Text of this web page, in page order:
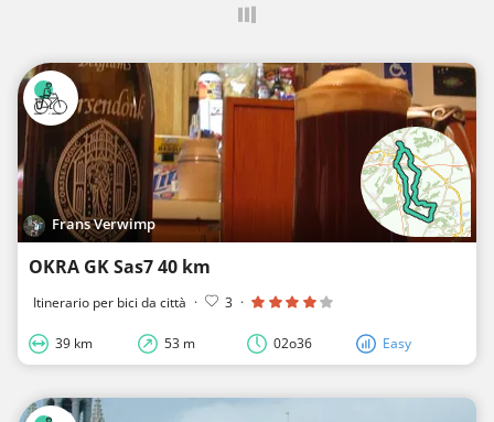
Frans Verwimp
OKRA GK Sas7 40 km
Itinerario per bici da città · 3 ·
39 km 53 m 02o36 Easy